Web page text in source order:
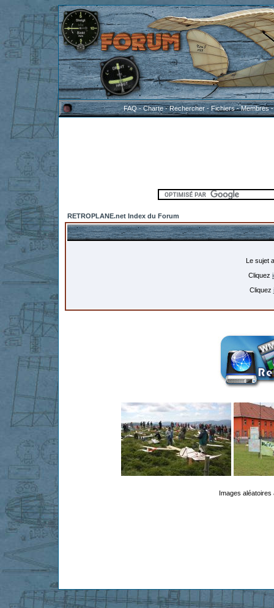
FAQ-Charte-Rechercher-Fichiers-Membres
RETROPLANE.net Index du Forum
Le sujet
Cliquez
Cliquez
Images aléatoires